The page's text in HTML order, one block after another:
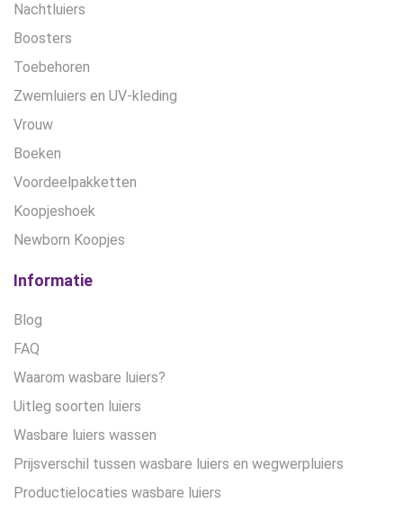
Nachtluiers
Boosters
Toebehoren
Zwemluiers en UV-kleding
Vrouw
Boeken
Voordeelpakketten
Koopjeshoek
Newborn Koopjes
Informatie
Blog
FAQ
Waarom wasbare luiers?
Uitleg soorten luiers
Wasbare luiers wassen
Prijsverschil tussen wasbare luiers en wegwerpluiers
Productielocaties wasbare luiers